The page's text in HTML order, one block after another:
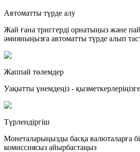
Автоматты түрде алу
Жай ғана триггерді орнатыңыз және
әмияныңызға автоматты түрде алып
Жаппай төлемдер
Уақытты үнемдеңіз -
Түрлендіргіш
Монеталарыңызды басқа валюталарға
комиссиясыз айырбастаңыз